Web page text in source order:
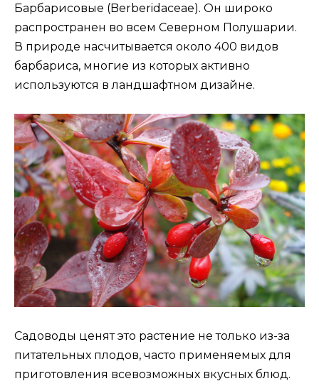
Барбарисовые (Berberidaceae). Он широко
распространен во всем Северном Полушарии.
В природе насчитывается около 400 видов
барбариса, многие из которых активно
используются в ландшафтном дизайне.
Садоводы ценят это растение не только из-за
питательных плодов, часто применяемых для
приготовления всевозможных вкусных блюд.